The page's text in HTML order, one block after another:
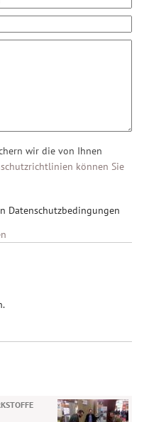
wir die von Ihnen
können Sie
Datenschutzbedingungen